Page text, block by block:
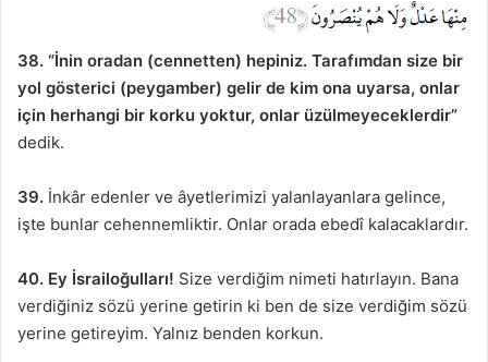
38. “İnin oradan (cennetten) hepiniz. Tarafımdan size bir
yol gösterici (peygamber) gelir de kim ona uyarsa, onlar
için herhangi bir korku yoktur, onlar üzülmeyeceklerdir”
dedik.
39. İnkâr edenler ve âyetlerimizi yalanlayanlara gelince,
işte bunlar cehennemliktir. Onlar orada ebedî kalacaklardır.
40. Ey İsrailoğulları! Size verdiğim nimeti hatırlayın. Bana
verdiğiniz sözü yerine getirin ki ben de size verdiğim sözü
yerine getireyim. Yalnız benden korkun.